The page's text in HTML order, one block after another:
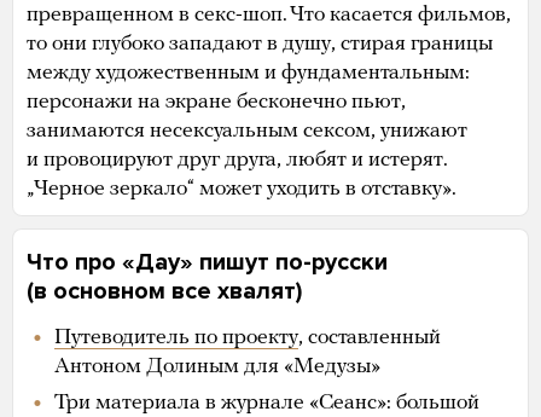
превращенном в секс-шоп. Что касается фильмов,
то они глубоко западают в душу, стирая границы
между художественным и фундаментальным:
персонажи на экране бесконечно пьют,
занимаются несексуальным сексом, унижают
и провоцируют друг друга, любят и истерят.
„Черное зеркало“ может уходить в отставку».
Что про «Дау» пишут по-русски
(в основном все хвалят)
Путеводитель по проекту, составленный
Антоном Долиным для «Медузы»
Три материала в журнале «Сеанс»: большой